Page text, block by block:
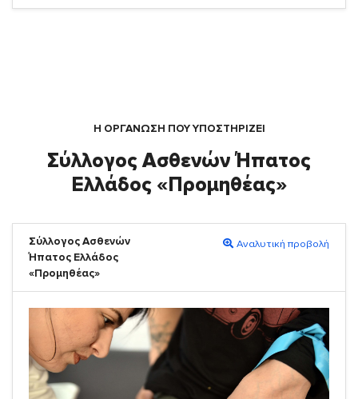
Η ΟΡΓΆΝΩΣΗ ΠΟΥ ΥΠΟΣΤΗΡΙΖΕΙ
Σύλλογος Ασθενών Ήπατος
Ελλάδος «Προμηθέας»
Σύλλογος Ασθενών
Ήπατος Ελλάδος
«Προμηθέας»
Αναλυτική προβολή